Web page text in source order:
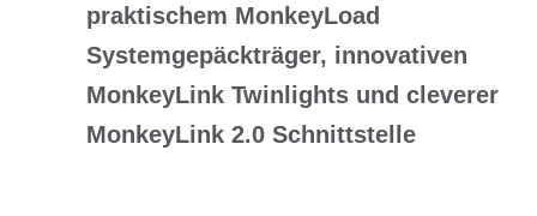
praktischem MonkeyLoad
Systemgepäckträger, innovativen
MonkeyLink Twinlights und cleverer
MonkeyLink 2.0 Schnittstelle